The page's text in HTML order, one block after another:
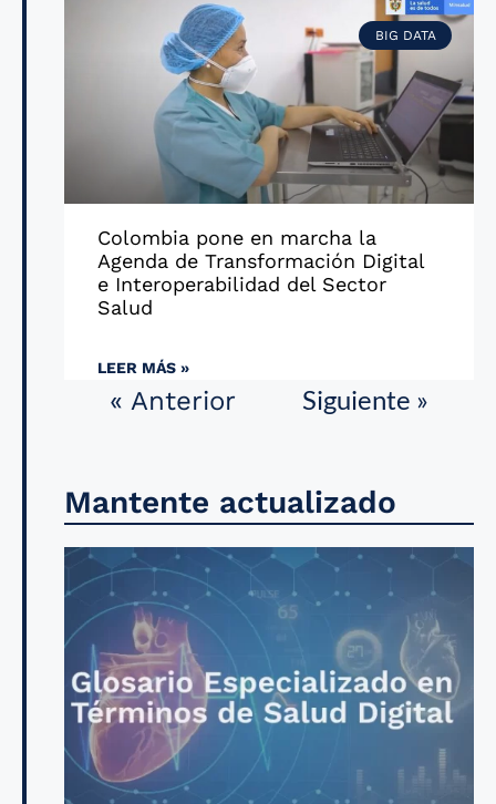
BIG DATA
Colombia pone en marcha la
Agenda de Transformación Digital
e Interoperabilidad del Sector
Salud
LEER MÁS »
« Anterior Siguiente »
Mantente actualizado